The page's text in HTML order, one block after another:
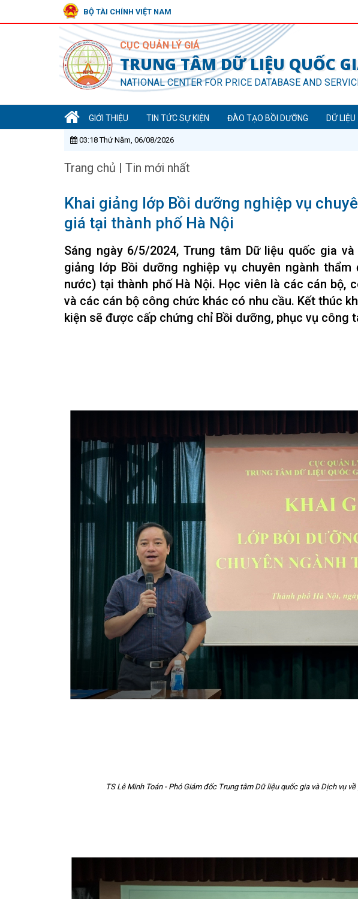
BỘ TÀI CHÍNH VIỆT NAM
CỤC QUẢN LÝ GIÁ
TRUNG TÂM DỮ LIỆU QUỐC
NATIONAL CENTER FOR PRICE DATABASE AND
GIỚI THIỆU TIN TỨC SỰ KIỆN ĐÀO TẠO BỒI DƯỠNG DỮ
03:18 Thứ Năm, 06/08/2026
Trang chủ | Tin mới nhất
Khai giảng lớp Bồi dưỡng nghiệp vụ
giá tại thành phố Hà Nội
Sáng ngày 6/5/2024, Trung tâm Dữ liệu quốc gia
giảng lớp Bồi dưỡng nghiệp vụ chuyên ngành
nước) tại thành phố Hà Nội. Học viên là các cán bộ,
và các cán bộ công chức khác có nhu cầu. Kết thúc
kiện sẽ được cấp chứng chỉ Bồi dưỡng, phục vụ công
TS Lê Minh Toán - Phó Giám đốc Trung tâm Dữ liệu quốc gia và Dịch vụ